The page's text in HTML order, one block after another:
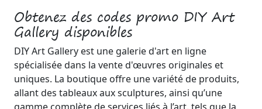
Obtenez des codes promo DIY Art
Gallery disponibles
DIY Art Gallery est une galerie d'art en ligne
spécialisée dans la vente d'œuvres originales et
uniques. La boutique offre une variété de produits,
allant des tableaux aux sculptures, ainsi qu’une